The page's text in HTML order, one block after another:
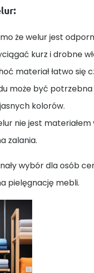
że welur jest
kurz i drobne
materiał łatwo się
może być
kolorów.
nie jest
zalania.
wybór dla osób
pielęgnację mebli.